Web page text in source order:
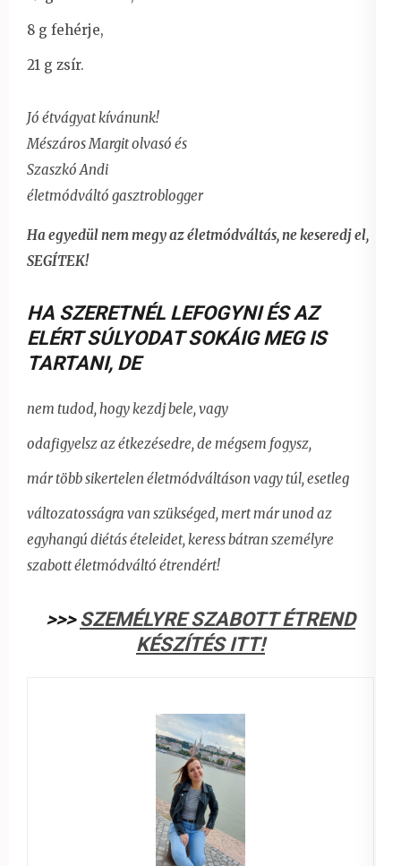
8 g fehérje,
21 g zsír.
Jó étvágyat kívánunk!
Mészáros Margit olvasó és
Szaszkó Andi
életmódváltó gasztroblogger
Ha egyedül nem megy az életmódváltás, ne keseredj el,
SEGÍTEK!
HA SZERETNÉL LEFOGYNI ÉS AZ
ELÉRT SÚLYODAT SOKÁIG MEG IS
TARTANI, DE
nem tudod, hogy kezdj bele, vagy
odafigyelsz az étkezésedre, de mégsem fogysz,
már több sikertelen életmódváltáson vagy túl, esetleg
változatosságra van szükséged, mert már unod az
egyhangú diétás ételeidet,keress bátran személyre
szabott életmódváltó étrendért!
>>>SZEMÉLYRE SZABOTT ÉTREND
KÉSZÍTÉS ITT!